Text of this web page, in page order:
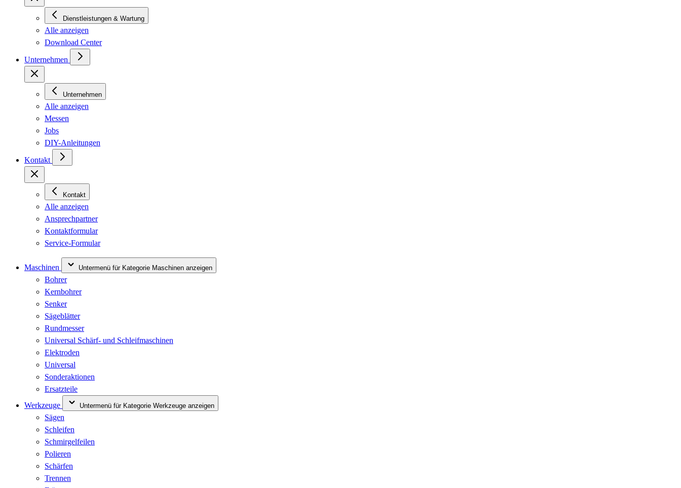
Dienstleistungen & Wartung
Alle anzeigen
Download Center
Unternehmen
Unternehmen
Alle anzeigen
Messen
Jobs
DIY-Anleitungen
Kontakt
Kontakt
Alle anzeigen
Ansprechpartner
Kontaktformular
Service-Formular
Maschinen Untermenü für Kategorie Maschinen anzeigen
Bohrer
Kernbohrer
Senker
Sägeblätter
Rundmesser
Universal Schärf- und Schleifmaschinen
Elektroden
Universal
Sonderaktionen
Ersatzteile
Werkzeuge
Untermenü für Kategorie Werkzeuge anzeigen
Sägen
Schleifen
Schmirgelfeilen
Polieren
Schärfen
Trennen